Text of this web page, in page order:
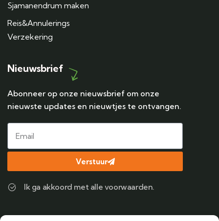
Sjamanendrum maken
Reis&Annulerings
Verzekering
Nieuwsbrief
Abonneer op onze nieuwsbrief om onze
nieuwste updates en nieuwtjes te ontvangen.
Verstuur
Ik ga akkoord met alle voorwaarden.